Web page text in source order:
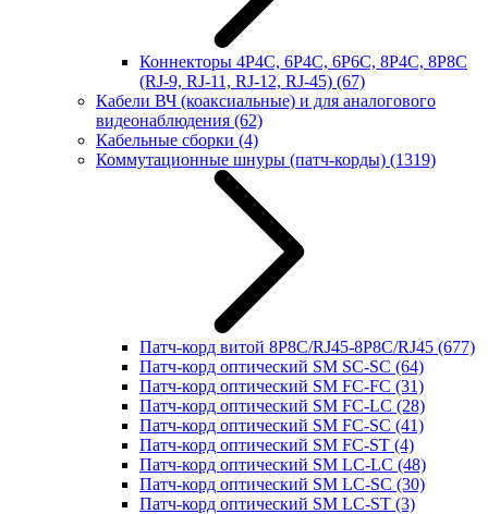
Коннекторы 4P4C, 6P4C, 6P6C, 8P4C, 8P8C
(RJ-9, RJ-11, RJ-12, RJ-45) (67)
Кабели ВЧ (коаксиальные) и для аналогового
видеонаблюдения (62)
Кабельные сборки (4)
Коммутационные шнуры (патч-корды) (1319)
Патч-корд витой 8P8C/RJ45-8P8C/RJ45 (677)
Патч-корд оптический SM SC-SC (64)
Патч-корд оптический SM FC-FC (31)
Патч-корд оптический SM FC-LC (28)
Патч-корд оптический SM FC-SC (41)
Патч-корд оптический SM FC-ST (4)
Патч-корд оптический SM LC-LC (48)
Патч-корд оптический SM LC-SC (30)
Патч-корд оптический SM LC-ST (3)